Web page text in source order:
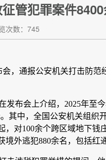
管犯罪案件
次数：745